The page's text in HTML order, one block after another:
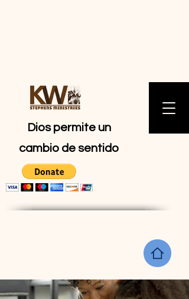
Dios permite un
cambio de sentido